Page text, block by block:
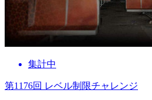
集計中
第1176回 レベル制限チャレンジ